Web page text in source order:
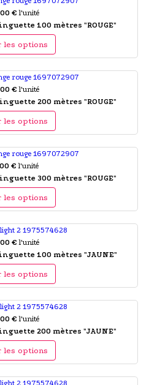
€ l'unité
100 mètres "ROUGE"
les options
€ l'unité
200 mètres "ROUGE"
les options
€ l'unité
300 mètres "ROUGE"
les options
€ l'unité
100 mètres "JAUNE"
les options
€ l'unité
200 mètres "JAUNE"
les options